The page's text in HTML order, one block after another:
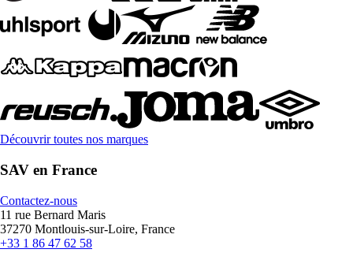
Découvrir toutes nos marques
SAV en France
Contactez-nous
11 rue Bernard Maris
37270 Montlouis-sur-Loire, France
+33 1 86 47 62 58